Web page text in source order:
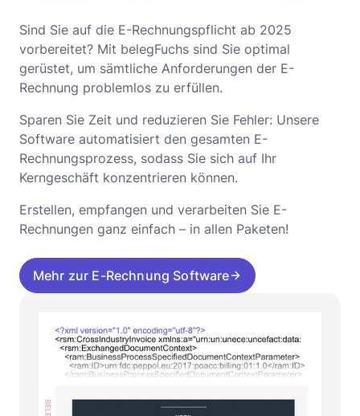
1
1
Sind Sie auf die E-Rechnungspflicht ab 2025
vorbereitet? Mit belegFuchs sind Sie optimal
gerüstet, um sämtliche Anforderungen der E-
Rechnung problemlos zu erfüllen.
Sparen Sie Zeit und reduzieren Sie Fehler: Unsere
Software automatisiert den gesamten E-
Rechnungsprozess, sodass Sie sich auf Ihr
Kerngeschäft konzentrieren können.
Erstellen, empfangen und verarbeiten Sie E-
Rechnungen ganz einfach – in allen Paketen!
Mehr zur E-Rechnung Software